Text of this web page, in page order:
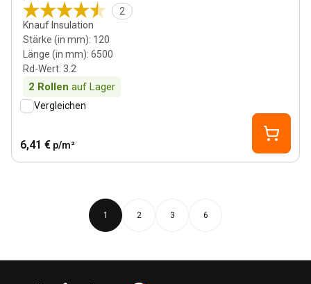
2
Knauf Insulation
Stärke (in mm): 120
Länge (in mm): 6500
Rd-Wert: 3.2
2 Rollen auf Lager
Vergleichen
6,41 € p/m²
1 2 3 6